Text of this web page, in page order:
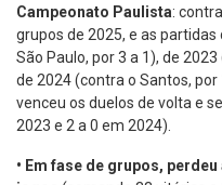
Campeonato Paulista:
grupos de 2025, e as
São Paulo, por 3 a 1), de
de 2024 (contra o Santos,
venceu os duelos de volta e
2023 e 2 a 0 em 2024).
• Em fase de grupos,